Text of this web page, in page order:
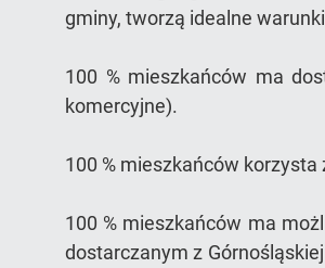
gminy, tworzą idealne
100 % mieszkańców ma
komercyjne).
100 % mieszkańców
100 % mieszkańców ma
dostarczanym z